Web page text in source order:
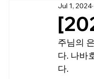
Jul 1, 2024
주님의
다. 나바
다.